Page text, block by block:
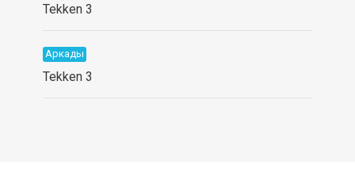
Tekken 3
Аркады
Tekken 3